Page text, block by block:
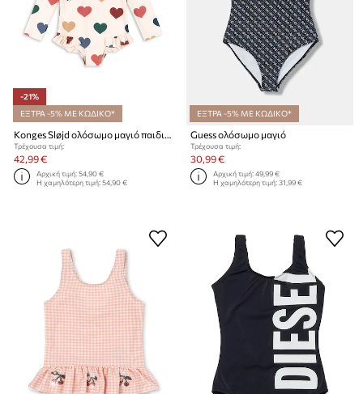
-21%
ΕΞΤΡΑ -5% ΜΕ ΚΩΔΙΚΟ*
Konges Sløjd ολόσωμο μαγιό παιδικό MANUCA LS SWIMSUIT
Τρέχουσα τιμή:
42,99 €
Αρχική τιμή:54,90 €
Η χαμηλότερη τιμή:54,90 €
ΕΞΤΡΑ -5% ΜΕ ΚΩΔΙΚΟ*
Guess ολόσωμο μαγιό
Τρέχουσα τιμή:
30,99 €
Αρχική τιμή:49,99 €
Η χαμηλότερη τιμή:31,99 €